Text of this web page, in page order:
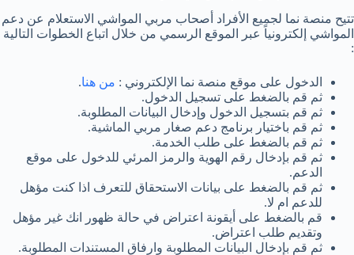
تتيح منصة نما لجميع الأفراد أصحاب مربي المواشي الاستعلام عن دعم
المواشي إلكترونياً عبر الموقع الرسمي من خلال اتباع الخطوات التالية
:
الدخول على موقع منصة نما الإلكتروني : من هنا.
ثم قم بالضغط على تسجيل الدخول.
ثم قم بتسجيل الدخول وإدخال البيانات المطلوبة.
ثم قم باختيار برنامج دعم صغار مربي الماشية.
ثم قم بالضغط على طلب الخدمة.
ثم قم بإدخال رقم الهوية والرمز المرئي للدخول على موقع
الدعم.
ثم قم بالضغط على بيانات الاستحقاق للتعرف اذا كنت مؤهل
للدعم ام لا.
قم بالضغط على أيقونة اعتراض في حالة ظهور انك غير مؤهل
وتقديم طلب اعتراض.
ثم قم بإدخال البيانات المطلوبة وارفاق المستندات المطلوبة.